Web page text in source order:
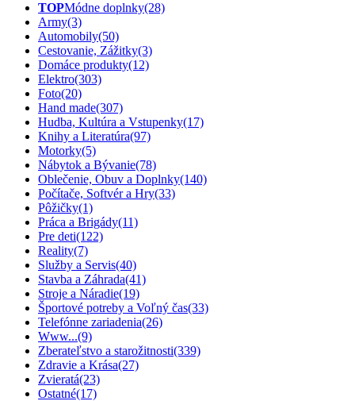
TOPMódne doplnky(28)
Army(3)
Automobily(50)
Cestovanie, Zážitky(3)
Domáce produkty(12)
Elektro(303)
Foto(20)
Hand made(307)
Hudba, Kultúra a Vstupenky(17)
Knihy a Literatúra(97)
Motorky(5)
Nábytok a Bývanie(78)
Oblečenie, Obuv a Doplnky(140)
Počítače, Softvér a Hry(33)
Pôžičky(1)
Práca a Brigády(11)
Pre deti(122)
Reality(7)
Služby a Servis(40)
Stavba a Záhrada(41)
Stroje a Náradie(19)
Športové potreby a Voľný čas(33)
Telefónne zariadenia(26)
Www...(9)
Zberateľstvo a starožitnosti(339)
Zdravie a Krása(27)
Zvieratá(23)
Ostatné(17)